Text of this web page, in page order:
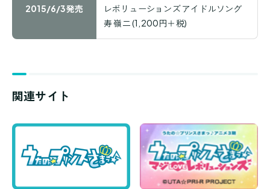
2015/6/3発売
レボリューションズ アイドルソング
寿 嶺二 (1,200円＋税)
関連サイト